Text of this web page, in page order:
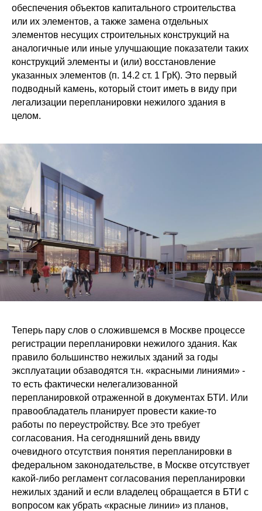
обеспечения объектов капитального строительства
или их элементов, а также замена отдельных
элементов несущих строительных конструкций на
аналогичные или иные улучшающие показатели таких
конструкций элементы и (или) восстановление
указанных элементов (п. 14.2 ст. 1 ГрК). Это первый
подводный камень, который стоит иметь в виду при
легализации перепланировки нежилого здания в
целом.
Теперь пару слов о сложившемся в Москве процессе
регистрации перепланировки нежилого здания. Как
правило большинство нежилых зданий за годы
эксплуатации обзаводятся т.н. «красными линиями» -
то есть фактически нелегализованной
перепланировкой отраженной в документах БТИ. Или
правообладатель планирует провести какие-то
работы по переустройству. Все это требует
согласования. На сегодняшний день ввиду
очевидного отсутствия понятия перепланировки в
федеральном законодательстве, в Москве отсутствует
какой-либо регламент согласования перепланировки
нежилых зданий и если владелец обращается в БТИ с
вопросом как убрать «красные линии» из планов,